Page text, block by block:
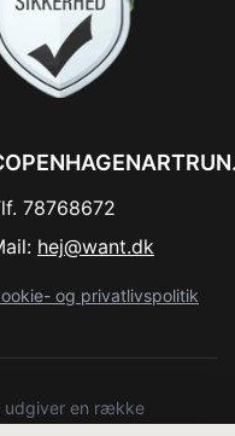
78768672
hej@want.dk
og privatlivspolitik
udgiver en række